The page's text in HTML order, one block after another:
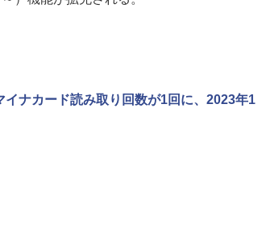
イナカード読み取り回数が1回に、2023年1